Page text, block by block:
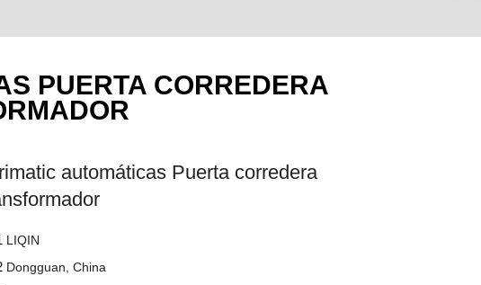
PUERTA CORREDERA
automáticas Puerta corredera
LIQIN
Dongguan, China